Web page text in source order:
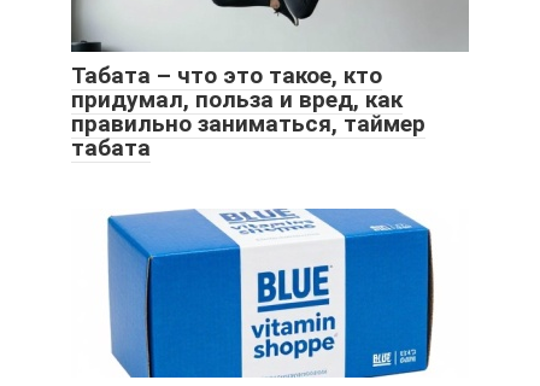
Табата – что это такое, кто
придумал, польза и вред, как
правильно заниматься, таймер
табата